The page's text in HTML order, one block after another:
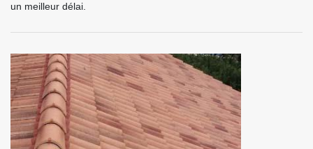
un meilleur délai.